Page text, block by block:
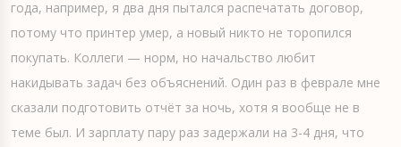
года, например, я два дня пытался распечатать договор,
потому что принтер умер, а новый никто не торопился
покупать. Коллеги — норм, но начальство любит
накидывать задач без объяснений. Один раз в феврале мне
сказали подготовить отчёт за ночь, хотя я вообще не в
теме был. И зарплату пару раз задержали на 3-4 дня, что